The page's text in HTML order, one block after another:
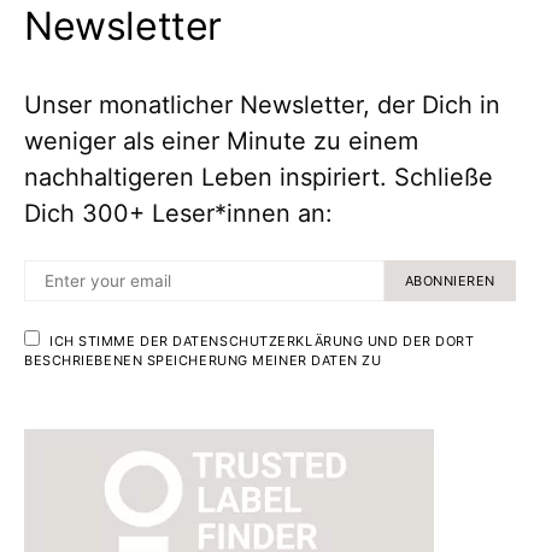
Newsletter
Unser monatlicher Newsletter, der Dich in
weniger als einer Minute zu einem
nachhaltigeren Leben inspiriert. Schließe
Dich 300+ Leser*innen an:
ABONNIEREN
ICH STIMME DER DATENSCHUTZERKLÄRUNG UND DER DORT
BESCHRIEBENEN SPEICHERUNG MEINER DATEN ZU